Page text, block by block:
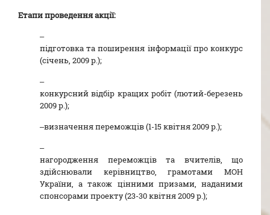
Етапи проведення акції:
–
підготовка та поширення інформації про конкурс
(січень, 2009 р.);
–
конкурсний відбір кращих робіт (лютий-березень
2009 р.);
–визначення переможців (1-15 квітня 2009 р.);
–
нагородження переможців та вчителів, що
здійснювали керівництво, грамотами МОН
України, а також цінними призами, наданими
спонсорами проекту (23-30 квітня 2009 р.);